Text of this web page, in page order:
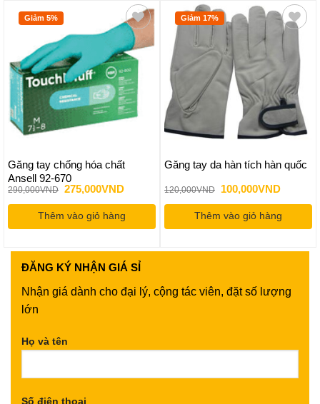
Giảm 5%
Găng tay chống hóa chất
Ansell 92-670
290,000VND Giá
là:
290,000VND.
275,000VNDGiá
tại
là:
275,000VND.
Thêm vào giỏ hàng
Giảm 17%
Găng tay da hàn tích hàn quốc
120,000VND
Giá
là:
120,000VND.
100,000VNDGiá
tại
là:
Thêm vào giỏ hàng
ĐĂNG KÝ NHẬN GIÁ SỈ
Nhận giá dành cho đại lý, cộng tác viên, đặt số lượng
lớn
Họ và tên
Số điện thoại